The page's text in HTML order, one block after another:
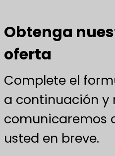
Obtenga
oferta
Complete el
a continuación y
comunicaremos
usted en breve.